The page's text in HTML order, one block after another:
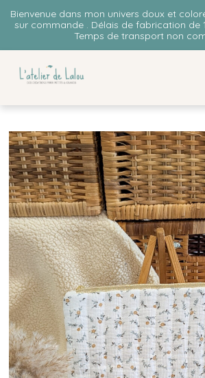
Bienvenue dans mon univers doux et
sur commande . Délais de fabrication de
Temps de transport non